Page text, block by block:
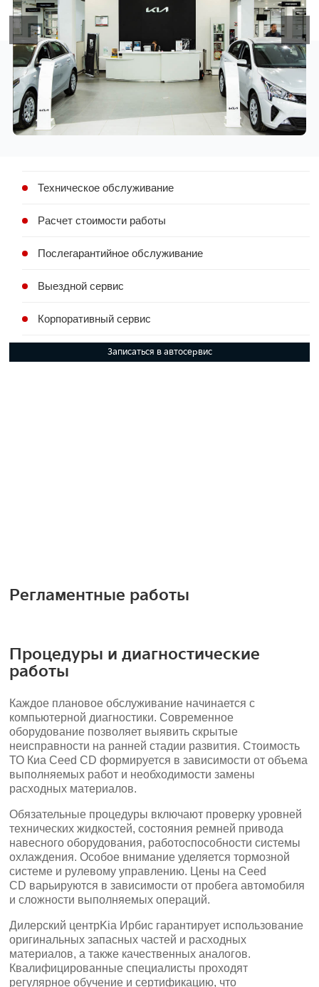
Техническое обслуживание
Расчет стоимости работы
Послегарантийное обслуживание
Выездной сервис
Корпоративный сервис
Записаться в автосервис
Регламентные работы
Процедуры и диагностические
работы
Каждое плановое обслуживание начинается с
компьютерной диагностики. Современное
оборудование позволяет выявить скрытые
неисправности на ранней стадии развития. Стоимость
ТО Киа Сeed CD формируется в зависимости от объема
выполняемых работ и необходимости замены
расходных материалов.
Обязательные процедуры включают проверку уровней
технических жидкостей, состояния ремней привода
навесного оборудования, работоспособности системы
охлаждения. Особое внимание уделяется тормозной
системе и рулевому управлению. Цены на Сeed
CD варьируются в зависимости от пробега автомобиля
и сложности выполняемых операций.
Дилерский центрKia Ирбис гарантирует использование
оригинальных запасных частей и расходных
материалов, а также качественных аналогов.
Квалифицированные специалисты проходят
регулярное обучение и сертификацию, что